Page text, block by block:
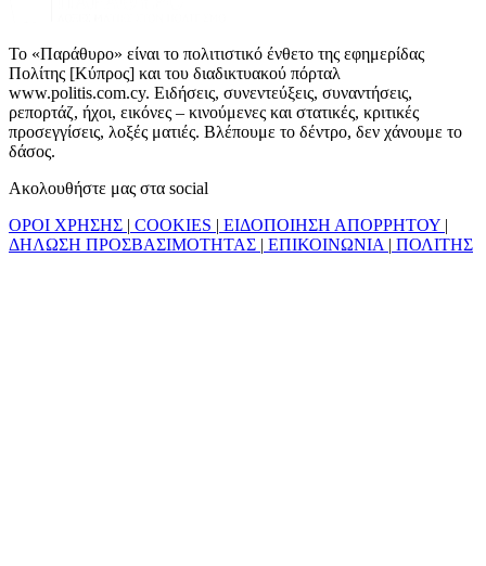
Το «Παράθυρο» είναι το πολιτιστικό ένθετο της εφημερίδας
Πολίτης [Κύπρος] και του διαδικτυακού πόρταλ
www.politis.com.cy. Ειδήσεις, συνεντεύξεις, συναντήσεις,
ρεπορτάζ, ήχοι, εικόνες – κινούμενες και στατικές, κριτικές
προσεγγίσεις, λοξές ματιές. Βλέπουμε το δέντρο, δεν χάνουμε το
δάσος.
Ακολουθήστε μας στα social
ΟΡΟΙ ΧΡΗΣΗΣ | COOKIES | ΕΙΔΟΠΟΙΗΣΗ ΑΠΟΡΡΗΤΟΥ |
ΔΗΛΩΣΗ ΠΡΟΣΒΑΣΙΜΟΤΗΤΑΣ | ΕΠΙΚΟΙΝΩΝΙΑ | ΠΟΛΙΤΗΣ